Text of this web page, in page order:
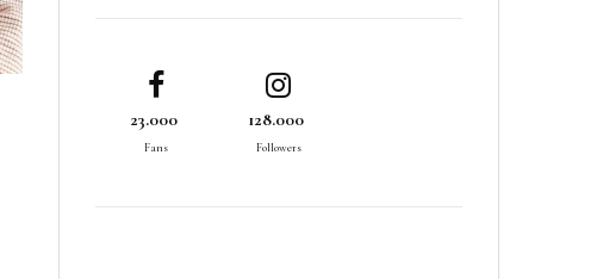
23.000
Fans
128.000
Followers